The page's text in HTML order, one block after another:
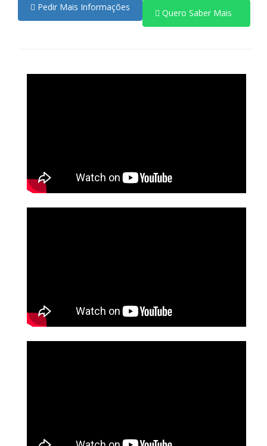
Pedir Mais Informações
Quero Saber Mais